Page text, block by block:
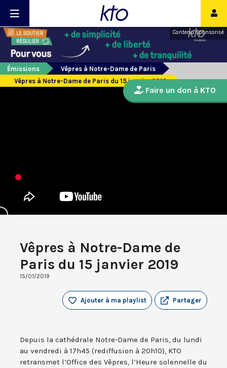
Contenu sponsorisé
Émissions
Vêpres à Notre-Dame de Paris
Vêpres à Notre-Dame de Paris du 15 janvier 2019
Vêpres à Notre-Dame de
Paris du 15 janvier 2019
15/01/2019
Partager
Ajouter à ma playlist
Depuis la cathédrale Notre-Dame de Paris, du lundi
au vendredi à 17h45 (rediffusion à 20h10), KTO
retransmet l’Office des Vêpres, l’Heure solennelle du
Faire un don à KTO